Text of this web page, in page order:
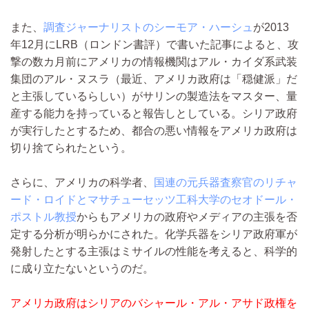
また、 調査ジャーナリストのシーモア・ハーシュ が2013
年12月にLRB（ロンドン書評）で書いた記事によると、攻
撃の数カ月前にアメリカの情報機関はアル・カイダ系武装
集団のアル・ヌスラ（最近、アメリカ政府は「穏健派」だ
と主張しているらしい）がサリンの製造法をマスター、量
産する能力を持っていると報告しとしている。シリア政府
が実行したとするため、都合の悪い情報をアメリカ政府は
切り捨てられたという。
さらに、アメリカの科学者、
国連の元兵器査察官のリチャ
ード・ロイドとマサチューセッツ工科大学のセオドール・
ポストル教授からもアメリカの政府やメディアの主張を否
定する分析が明らかにされた。化学兵器をシリア政府軍が
発射したとする主張はミサイルの性能を考えると、科学的
に成り立たないというのだ。
アメリカ政府はシリアのバシャール・アル・アサド政権を